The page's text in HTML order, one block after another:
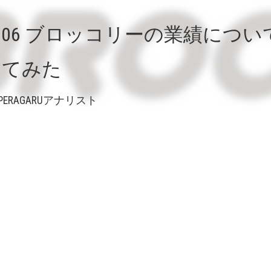
ブロッコリーの業績につい
みた
アナリスト